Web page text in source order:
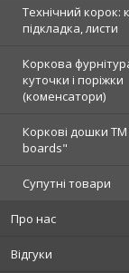
Технічний корок:
підкладка, листи
Коркова
куточки і поріжки
(коменсатори)
Коркові дошки TM
boards"
Супутні товари
Про нас
Відгуки